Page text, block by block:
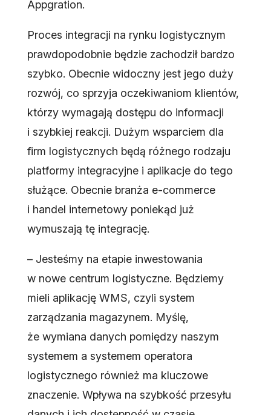
Appgration.
Proces integracji na rynku logistycznym
prawdopodobnie będzie zachodził bardzo
szybko. Obecnie widoczny jest jego duży
rozwój, co sprzyja oczekiwaniom klientów,
którzy wymagają dostępu do informacji
i szybkiej reakcji. Dużym wsparciem dla
firm logistycznych będą różnego rodzaju
platformy integracyjne i aplikacje do tego
służące. Obecnie branża e-commerce
i handel internetowy poniekąd już
wymuszają tę integrację.
– Jesteśmy na etapie inwestowania
w nowe centrum logistyczne. Będziemy
mieli aplikację WMS, czyli system
zarządzania magazynem. Myślę,
że wymiana danych pomiędzy naszym
systemem a systemem operatora
logistycznego również ma kluczowe
znaczenie. Wpływa na szybkość przesyłu